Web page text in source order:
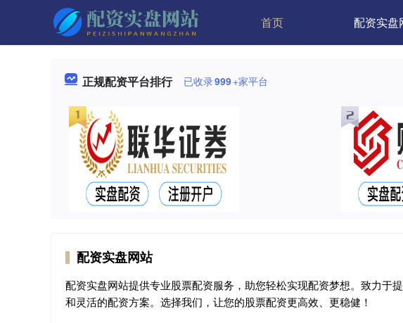
首页 配资实盘
正规配资平台排行 已收录999+家平台
配资实盘网站
配资实盘网站提供专业股票配资服务，助您轻松实现配资梦想。致力于
和灵活的配资方案。选择我们，让您的股票配资更高效、更稳健！